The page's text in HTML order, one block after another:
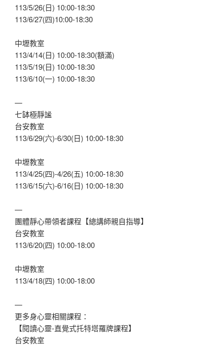
113/5/26(日) 10:00-18:30
113/6/27(四)10:00-18:30
中壢教室
113/4/14(日) 10:00-18:30(額滿)
113/5/19(日) 10:00-18:30
113/6/10(一) 10:00-18:30
—
七缽極靜謐
台安教室
113/6/29(六)-6/30(日) 10:00-18:30
中壢教室
113/4/25(四)-4/26(五) 10:00-18:30
113/6/15(六)-6/16(日) 10:00-18:30
—
團體靜心帶領者課程【總講師親自指導】
台安教室
113/6/20(四) 10:00-18:00
中壢教室
113/4/18(四) 10:00-18:00
—
更多身心靈相關課程：
【閱讀心靈-直覺式托特塔羅牌課程】
台安教室